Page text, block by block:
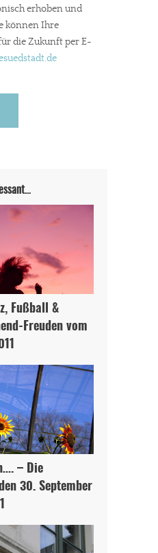
erhoben und
können Ihre
die Zukunft per E-
Fußball &
Freuden vom
– Die
30. September